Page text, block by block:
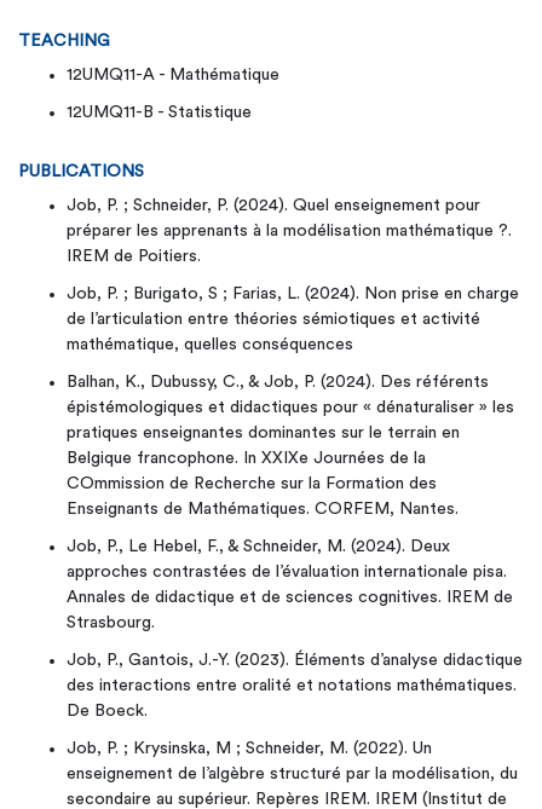
TEACHING
12UMQ11-A - Mathématique
12UMQ11-B - Statistique
PUBLICATIONS
Job, P. ; Schneider, P. (2024). Quel enseignement pour
préparer les apprenants à la modélisation mathématique ?.
IREM de Poitiers.
Job, P. ; Burigato, S ; Farias, L. (2024). Non prise en charge
de l’articulation entre théories sémiotiques et activité
mathématique, quelles conséquences
Balhan, K., Dubussy, C., & Job, P. (2024). Des référents
épistémologiques et didactiques pour « dénaturaliser » les
pratiques enseignantes dominantes sur le terrain en
Belgique francophone. In XXIXe Journées de la
COmmission de Recherche sur la Formation des
Enseignants de Mathématiques. CORFEM, Nantes.
Job, P., Le Hebel, F., & Schneider, M. (2024). Deux
approches contrastées de l’évaluation internationale pisa.
Annales de didactique et de sciences cognitives. IREM de
Strasbourg.
Job, P., Gantois, J.-Y. (2023). Éléments d’analyse didactique
des interactions entre oralité et notations mathématiques.
De Boeck.
Job, P. ; Krysinska, M ; Schneider, M. (2022). Un
enseignement de l’algèbre structuré par la modélisation, du
secondaire au supérieur. Repères IREM. IREM (Institut de